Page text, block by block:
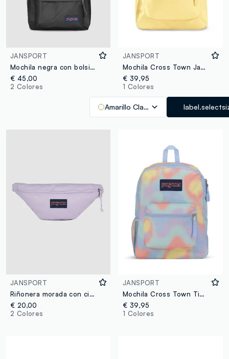
JANSPORT
Mochila negra con bolsillo frontal y tirantes ajustables
€ 45,00
2 Colores
JANSPORT
Mochila Cross Town Jansport
€ 39,95
1 Colores
Amarillo Claro
JANSPORT
Riñonera morada con cinturón ajustable
€ 20,00
2 Colores
JANSPORT
Mochila Cross Town Tie & Dye Jansport
€ 39,95
1 Colores